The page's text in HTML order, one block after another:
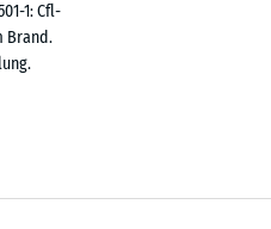
1: Cfl-
Brand.